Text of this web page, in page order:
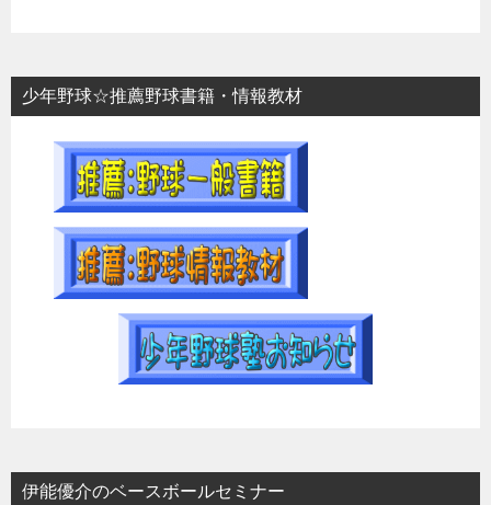
少年野球☆推薦野球書籍・情報教材
伊能優介のベースボールセミナー